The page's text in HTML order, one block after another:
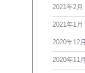
2021年2月
2021年1月
2020年12月
2020年11月